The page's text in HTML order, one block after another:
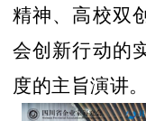
精神、高校双
会创新行动的
度的主旨演讲。